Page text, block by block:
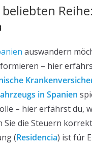
auswandern
– hier
in Spanien
– hier erfährst du,
Sie die Steuern
(Residencia) ist für